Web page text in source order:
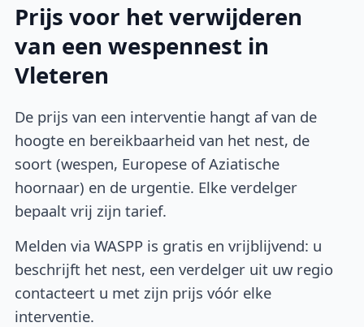
Prijs voor het verwijderen
van een wespennest in
Vleteren
De prijs van een interventie hangt af van de
hoogte en bereikbaarheid van het nest, de
soort (wespen, Europese of Aziatische
hoornaar) en de urgentie. Elke verdelger
bepaalt vrij zijn tarief.
Melden via WASPP is gratis en vrijblijvend: u
beschrijft het nest, een verdelger uit uw regio
contacteert u met zijn prijs vóór elke
interventie.